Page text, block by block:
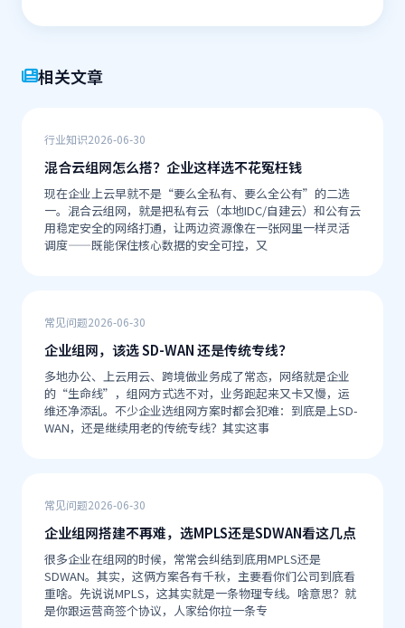
相关文章
行业知识2026-06-30
混合云组网怎么搭？企业这样选不花冤枉钱
现在企业上云早就不是“要么全私有、要么全公有”的二选
一。混合云组网，就是把私有云（本地IDC/自建云）和公有云
用稳定安全的网络打通，让两边资源像在一张网里一样灵活
调度——既能保住核心数据的安全可控，又
常见问题2026-06-30
企业组网，该选 SD-WAN 还是传统专线？
多地办公、上云用云、跨境做业务成了常态，网络就是企业
的“生命线”，组网方式选不对，业务跑起来又卡又慢，运
维还净添乱。不少企业选组网方案时都会犯难：到底是上SD-
WAN，还是继续用老的传统专线？其实这事
常见问题2026-06-30
企业组网搭建不再难，选MPLS还是SDWAN看这几点
很多企业在组网的时候，常常会纠结到底用MPLS还是
SDWAN。其实，这俩方案各有千秋，主要看你们公司到底看
重啥。先说说MPLS，这其实就是一条物理专线。啥意思？就
是你跟运营商签个协议，人家给你拉一条专